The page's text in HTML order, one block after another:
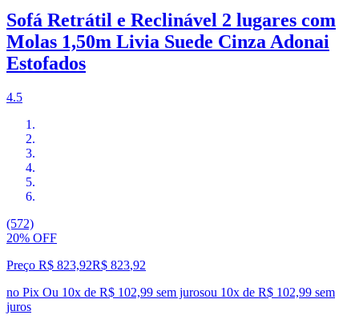
Sofá Retrátil e Reclinável 2 lugares com
Molas 1,50m Livia Suede Cinza Adonai
Estofados
4.5
(572)
20% OFF
Preço R$ 823,92R$ 823,92
no Pix Ou 10x de R$ 102,99 sem jurosou 10x de R$ 102,99 sem
juros